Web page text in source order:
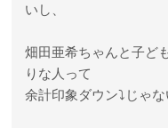
いし、
畑田亜希ちゃんと子ど
りな人って
余計印象ダウン⤵️じゃな